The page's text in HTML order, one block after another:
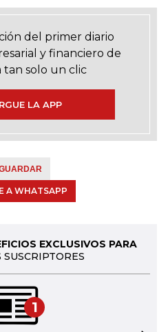
del primer diario
y financiero de
tan solo un clic
LA APP
A WHATSAPP
EXCLUSIVOS PARA
SUSCRIPTORES
1